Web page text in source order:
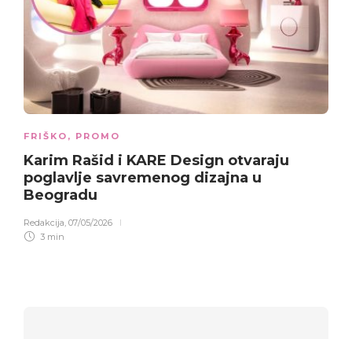
FRIŠKO , PROMO
Karim Rašid i KARE Design otvaraju
poglavlje savremenog dizajna u
Beogradu
Redakcija, 07/05/2026
3 min